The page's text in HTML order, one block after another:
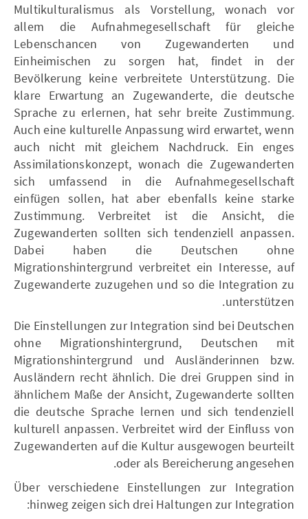
Multikulturalismus als Vorstellung, wonach vor
allem die Aufnahmegesellschaft für gleiche
Lebenschancen von Zugewanderten und
Einheimischen zu sorgen hat, findet in der
Bevölkerung keine verbreitete Unterstützung. Die
klare Erwartung an Zugewanderte, die deutsche
Sprache zu erlernen, hat sehr breite Zustimmung.
Auch eine kulturelle Anpassung wird erwartet, wenn
auch nicht mit gleichem Nachdruck. Ein enges
Assimilationskonzept, wonach die Zugewanderten
sich umfassend in die Aufnahmegesellschaft
einfügen sollen, hat aber ebenfalls keine starke
Zustimmung. Verbreitet ist die Ansicht, die
Zugewanderten sollten sich tendenziell anpassen.
Dabei haben die Deutschen ohne
Migrationshintergrund verbreitet ein Interesse, auf
Zugewanderte zuzugehen und so die Integration zu
unterstützen.
Die Einstellungen zur Integration sind bei Deutschen
ohne Migrationshintergrund, Deutschen mit
Migrationshintergrund und Ausländerinnen bzw.
Ausländern recht ähnlich. Die drei Gruppen sind in
ähnlichem Maße der Ansicht, Zugewanderte sollten
die deutsche Sprache lernen und sich tendenziell
kulturell anpassen. Verbreitet wird der Einfluss von
Zugewanderten auf die Kultur ausgewogen beurteilt
oder als Bereicherung angesehen.
Über verschiedene Einstellungen zur Integration
hinweg zeigen sich drei Haltungen zur Integration: